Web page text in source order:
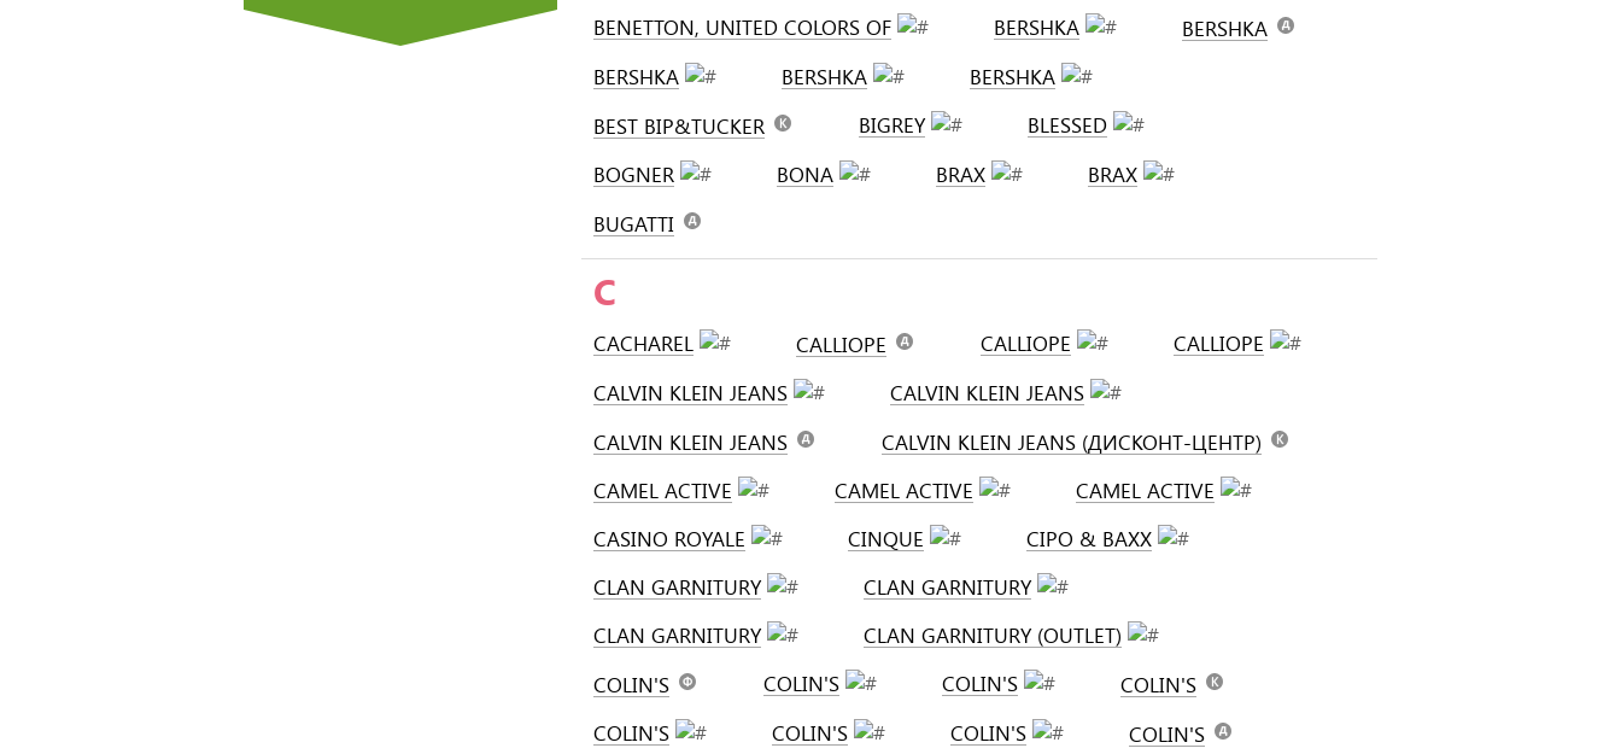
BENETTON, UNITED COLORS OF
BERSHKA
BERSHKA
BERSHKA
BERSHKA
BERSHKA
BEST BIP&TUCKER
BIGREY
BLESSED
BOGNER
BONA BRAX
BRAX
BUGATTI
C
CACHAREL CALLIOPE CALLIOPE
CALLIOPE
CALVIN KLEIN JEANS
CALVIN KLEIN JEANS
CALVIN KLEIN JEANS
CALVIN KLEIN JEANS (ДИСКОНТ-ЦЕНТР)
CAMEL ACTIVE
CAMEL ACTIVE
CAMEL ACTIVE
CASINO ROYALE
CINQUE
CIPO & BAXX
CLAN GARNITURY
CLAN GARNITURY
CLAN GARNITURY
CLAN GARNITURY (OUTLET)
COLIN'S
COLIN'S COLIN'S
COLIN'S
COLIN'S
COLIN'S COLIN'S
COLIN'S